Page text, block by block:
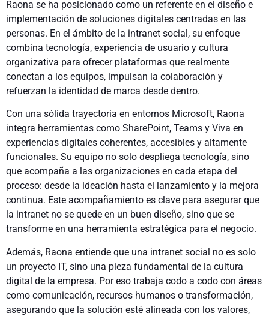
Raona se ha posicionado como un referente en el diseño e
implementación de soluciones digitales centradas en las
personas. En el ámbito de la intranet social, su enfoque
combina tecnología, experiencia de usuario y cultura
organizativa para ofrecer plataformas que realmente
conectan a los equipos, impulsan la colaboración y
refuerzan la identidad de marca desde dentro.
Con una sólida trayectoria en entornos Microsoft, Raona
integra herramientas como SharePoint, Teams y Viva en
experiencias digitales coherentes, accesibles y altamente
funcionales. Su equipo no solo despliega tecnología, sino
que acompaña a las organizaciones en cada etapa del
proceso: desde la ideación hasta el lanzamiento y la mejora
continua. Este acompañamiento es clave para asegurar que
la intranet no se quede en un buen diseño, sino que se
transforme en una herramienta estratégica para el negocio.
Además, Raona entiende que una intranet social no es solo
un proyecto IT, sino una pieza fundamental de la cultura
digital de la empresa. Por eso trabaja codo a codo con áreas
como comunicación, recursos humanos o transformación,
asegurando que la solución esté alineada con los valores,